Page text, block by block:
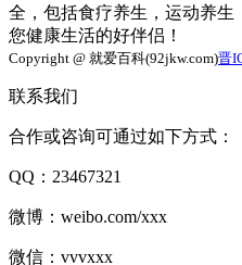
全，包括食疗养生，运动养
您健康生活的好伴侣！
Copyright @ 就爱百科(92jkw.com)晋
联系我们
合作或咨询可通过如下方式：
QQ：23467321
微博：weibo.com/xxx
微信：vvvxxx